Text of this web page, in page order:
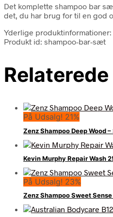
Det komplette shampoo bar
det, du har brug for til en god
Yderlige produktinformationer:
Produkt id: shampoo-bar-sæt
På Udsalg! 21%
Zenz Shampoo Deep Wood
Kevin Murphy Repair Wash
På Udsalg! 23%
Zenz Shampoo Sweet